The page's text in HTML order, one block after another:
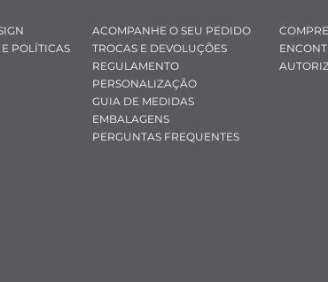
POLÍTICAS
ACOMPANHE O SEU PEDIDO
TROCAS E DEVOLUÇÕES
REGULAMENTO
PERSONALIZAÇÃO
GUIA DE MEDIDAS
EMBALAGENS
PERGUNTAS FREQUENTES